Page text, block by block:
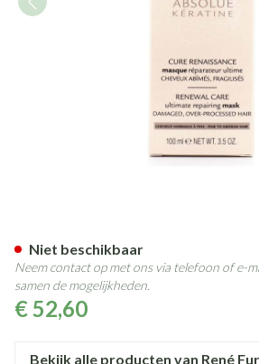
€ 52,60
Niet beschikbaar
Neem contact op met ons via telefoon of e-
samen de mogelijkheden.
Bekijk alle producten van René